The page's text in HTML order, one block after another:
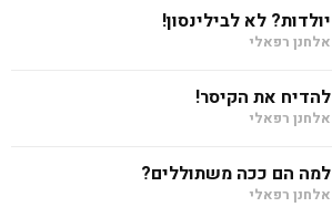
יולדות? לא לבילינסון!
אלחנן רפאלי
להדיח את הקיסר!
אלחנן רפאלי
למה הם ככה משתוללים?
אלחנן רפאלי